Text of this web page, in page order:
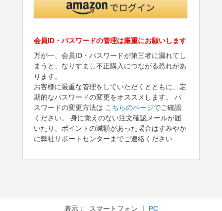
会員ID・パスワードの管理は厳重にお願いします
万が一、会員ID・パスワードが第三者に漏れてし
まうと、なりすまし不正購入につながる恐れがあ
ります。
お客様に厳重な管理をしていただくとともに、定
期的なパスワードの変更をオススメします。 パ
スワードの変更方法は こちらのページでご確認
ください。 身に覚えのない注文確認メールが届
いたり、ポイントの減額があった場合はすみやか
に弊社サポートセンターまでご連絡ください
表示： スマートフォン ｜ PC